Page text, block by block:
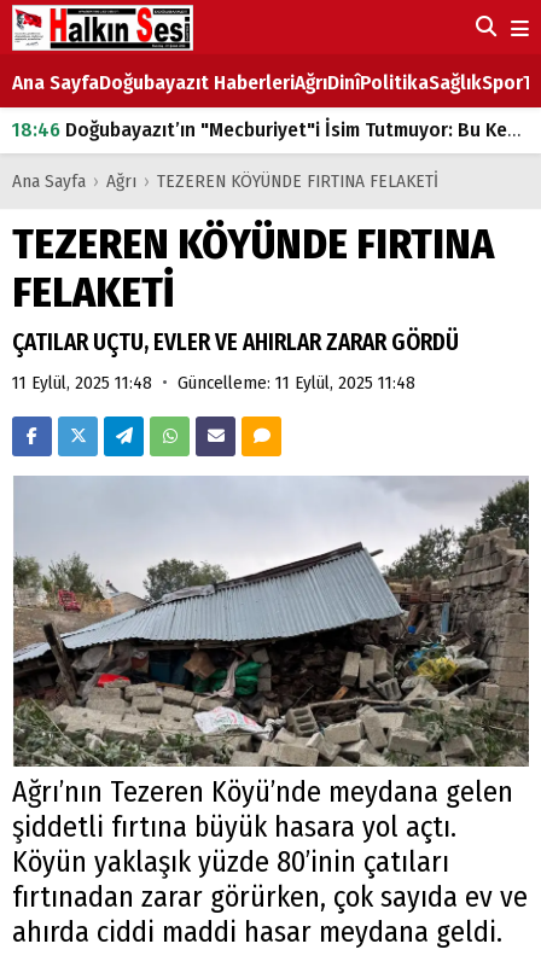
Ana SayfaDoğubayazıt HaberleriAğrıDinîPolitikaSağlıkSpor
18:46 Doğubayazıt’ın "Mecburiyet"i İsim Tutmuyor: Bu Kez de Mem u Zîn Oldu!
07:53Doğubayazıt’ta Ekmek Fiyatlarına Zam
Doğubayazıt'ta çocukların sırtındaki ağır yük
DEVLET ve HÜKÜMET
18:29ÇARŞI CADDESİ YAZ BOZ TAHTASI
Ana Sayfa › Ağrı › TEZEREN KÖYÜNDE FIRTINA FELAKETİ
TEZEREN KÖYÜNDE FIRTINA
FELAKETİ
ÇATILAR UÇTU, EVLER VE AHIRLAR ZARAR GÖRDÜ
11 Eylül, 2025 11:48 • Güncelleme: 11 Eylül, 2025 11:48
Ağrı’nın Tezeren Köyü’nde meydana gelen
şiddetli fırtına büyük hasara yol açtı.
Köyün yaklaşık yüzde 80’inin çatıları
fırtınadan zarar görürken, çok sayıda ev ve
ahırda ciddi maddi hasar meydana geldi.